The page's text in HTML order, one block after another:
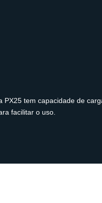
tem capacidade de
facilitar o uso.